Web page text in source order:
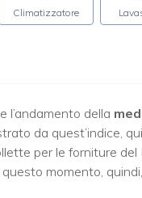
Climatizzatore
l’andamento della
da quest’indice,
per le forniture
momento,